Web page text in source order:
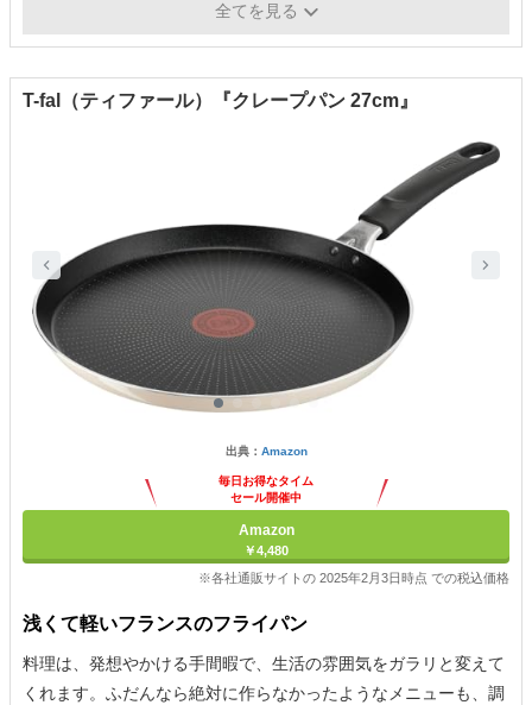
全てを見る
T-fal（ティファール）『クレープパン 27cm』
出典： Amazon
毎日お得なタイム
セール開催中
Amazon
￥4,480
※各社通販サイトの 2025年2月3日時点 での税込価格
浅くて軽いフランスのフライパン
料理は、発想やかける手間暇で、生活の雰囲気をガラリと変えて
くれます。ふだんなら絶対に作らなかったようなメニューも、調